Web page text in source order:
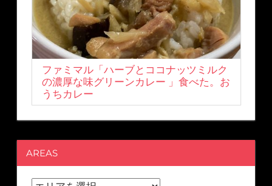
ファミマル「ハーブとココナッツミルク
の濃厚な味グリーンカレー 」食べた。お
うちカレー
AREAS